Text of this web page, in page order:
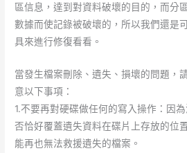
區信息，達到對資料破壞的目的，而分
數據而使記錄被破壞的，所以我們還是
具來進行修復看看。
當發生檔案刪除、遺失、損壞的問題，
意以下事項：
1.不要再對硬碟做任何的寫入操作：因
否恰好覆蓋遺失資料在碟片上存放的位
能再也無法救援遺失的檔案。